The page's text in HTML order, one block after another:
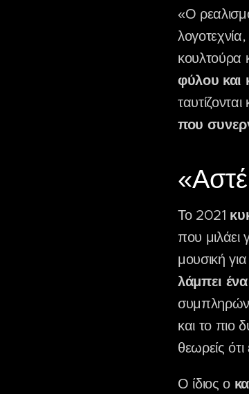
«Ο
κουλτούρα
φύλου και
που
Το 2021
που μιλάει
μουσική για
λάμπει
και το πιο
θεωρείς ότι
Ο ίδιος ο